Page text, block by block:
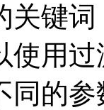
关键
使用
同的